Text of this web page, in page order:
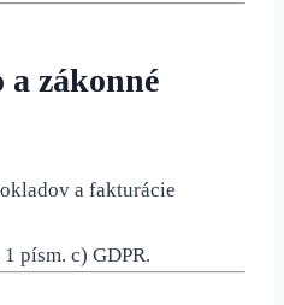
a zákonné
a fakturácie
písm. c) GDPR.